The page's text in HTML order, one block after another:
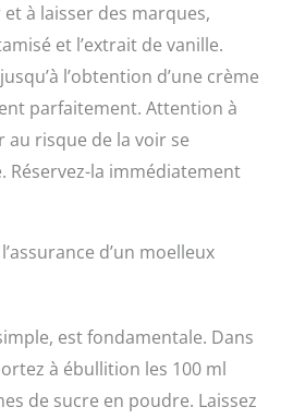
et à laisser des marques,
et l’extrait de vanille.
l’obtention d’une crème
parfaitement. Attention à
risque de la voir se
la immédiatement
d’un moelleux
est fondamentale. Dans
à ébullition les 100 ml
de sucre en poudre. Laissez